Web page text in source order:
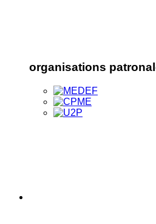
organisations